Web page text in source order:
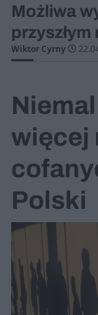
Możliwa
przyszłym
Wiktor Cyrny
więcej
Polski